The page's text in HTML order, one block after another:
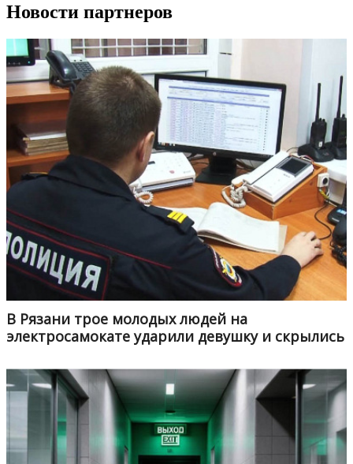
Новости партнеров
В Рязани трое молодых людей на
электросамокате ударили девушку и скрылись